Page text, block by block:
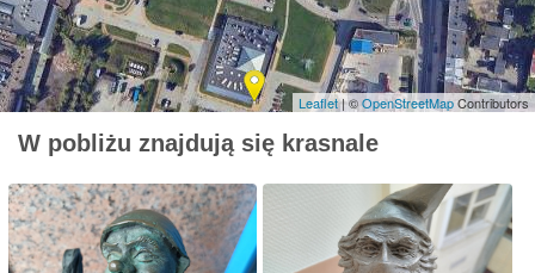
Leaflet| ©OpenStreetMapContributors
W pobliżu znajdują się krasnale